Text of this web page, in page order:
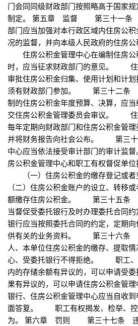
门会同同级财政部门按照略高于国家
制定。 第五章 监督 第三十一条
部门应当加强对本行政区域内住房公
况的监督，并向本级人民政府的住房公
住房公积金管理中心在编制住房公
时，应当征求财政部门的意见。 住
审批住房公积金归集、使用计划和计
须有财政部门参加。 第三十二条
制的住房公积金年度预算、决算，应
交住房公积金管理委员会审议。 住
每年定期向财政部门和住房公积金管理
并将财务报告向社会公布。 第三
中心应当依法接受审计部门的审计
房公积金管理中心和职工有权督促单位
（一）住房公积金的缴存登记或
（二）住房公积金账户的设立、转
额缴存住房公积金。 第三十五条
当督促受委托银行及时办理委托合
银行应当按照委托合同的约定，定期
供有关的业务资料。 第三十六条
人、本单位住房公积金的缴存、提取
心、受委托银行不得拒绝。 职工、
内的存储余额有异议的，可以申请受
果有异议的，可以申请住房公积金管
银行、住房公积金管理中心应当自收
面答复。 职工有权揭发、检举、控
为。 第六章 罚则 第三十七条 违